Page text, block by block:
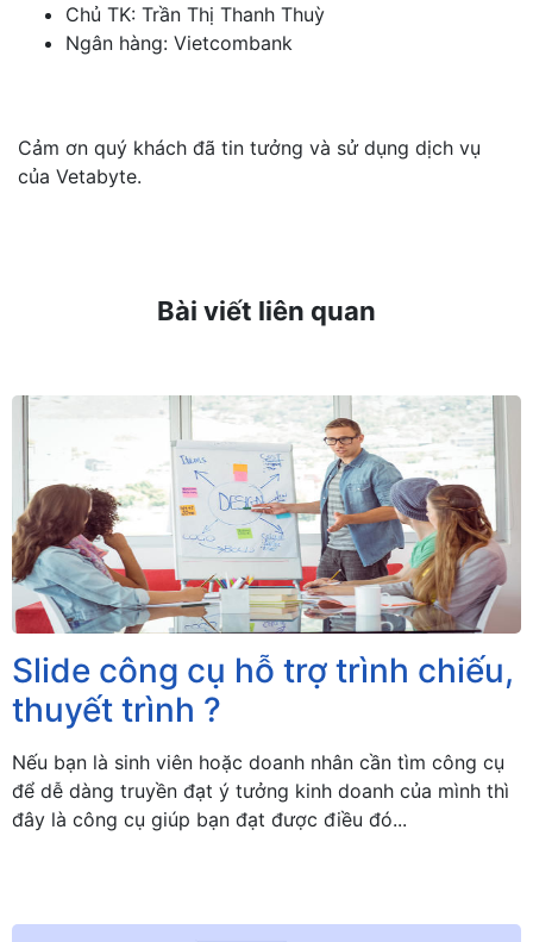
Chủ TK: Trần Thị Thanh Thuỳ
Ngân hàng: Vietcombank
Cảm ơn quý khách đã tin tưởng và sử dụng dịch vụ
của Vetabyte.
Bài viết liên quan
Slide công cụ hỗ trợ trình chiếu,
thuyết trình ?
Nếu bạn là sinh viên hoặc doanh nhân cần tìm công cụ
để dễ dàng truyền đạt ý tưởng kinh doanh của mình thì
đây là công cụ giúp bạn đạt được điều đó...